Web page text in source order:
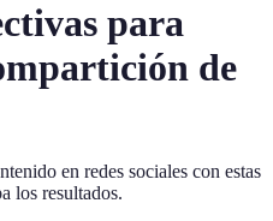
para
de
en redes sociales con estas
los resultados.